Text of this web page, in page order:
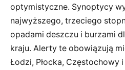
optymistyczne. Synoptycy
najwyższego, trzeciego
opadami deszczu i burzami
kraju. Alerty te obowiązują
Łodzi, Płocka, Częstochowy